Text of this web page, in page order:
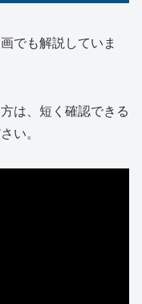
でも解説していま
は、短く確認できる
い。